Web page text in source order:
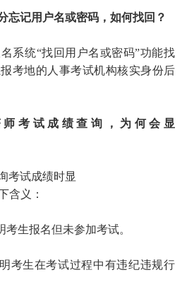
忘记用户名或密码，如何找回？
统“找回用户名或密码”功能找
考地的人事考试机构核实身份后
考试成绩查询，为何会显
试成绩时显
含义：
生报名但未参加考试。
生在考试过程中有违纪违规行